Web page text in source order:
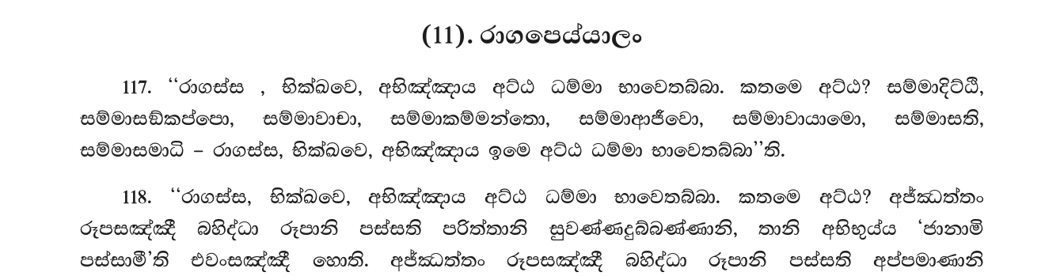
(11). රාගපෙය්යාලං
117. ‘‘රාගස්ස , භික්ඛවෙ, අභිඤ්ඤාය අට්ඨ ධම්මා භාවෙතබ්බා. කතමෙ අට්ඨ? සම්මාදිට්ඨි,
සම්මාසඞ්කප්පො, සම්මාවාචා, සම්මාකම්මන්තො, සම්මාආජීවො, සම්මාවායාමො, සම්මාසති,
සම්මාසමාධි – රාගස්ස, භික්ඛවෙ, අභිඤ්ඤාය ඉමෙ අට්ඨ ධම්මා භාවෙතබ්බා’’ති.
118. ‘‘රාගස්ස, භික්ඛවෙ, අභිඤ්ඤාය අට්ඨ ධම්මා භාවෙතබ්බා. කතමෙ අට්ඨ? අජ්ඣත්තං
රූපසඤ්ඤී බහිද්ධා රූපානි පස්සති පරිත්තානි සුවණ්ණදුබ්බණ්ණානි, තානි අභිභුය්ය ‘ජානාමි
පස්සාමී’ති එවංසඤ්ඤී හොති. අජ්ඣත්තං රූපසඤ්ඤී බහිද්ධා රූපානි පස්සති අප්පමාණානි